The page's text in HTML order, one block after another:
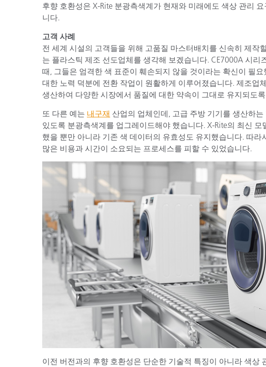
후향 호환성은 X-Rite 분광측색계가 현재와 미래에도 색상 관리
니다.
고객 사례
전 세계 시설의 고객들을 위해 고품질 마스터배치를 신속히 제작
는 플라스틱 제조 선도업체를 생각해 보겠습니다. CE7000A 시
때, 그들은 엄격한 색 표준이 훼손되지 않을 것이라는 확신이 필
대한 노력 덕분에 전환 작업이 원활하게 이루어졌습니다. 제조업
생산하여 다양한 시장에서 품질에 대한 약속이 그대로 유지되도
또 다른 예는 내구재 산업의 업체인데, 고급 주방 기기를 생산하
있도록 분광측색계를 업그레이드해야 했습니다. X-Rite의 최신
했을 뿐만 아니라 기존 색 데이터의 유효성도 유지했습니다. 따
많은 비용과 시간이 소요되는 프로세스를 피할 수 있었습니다.
이전 버전과의 후향 호환성은 단순한 기술적 특징이 아니라 색상